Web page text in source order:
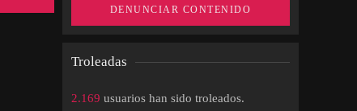
DENUNCIAR CONTENIDO
Troleadas
2.169 usuarios han sido troleados.